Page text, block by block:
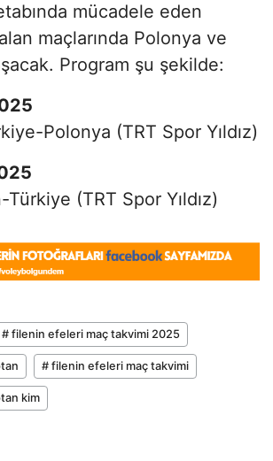
mücadele eden
maçlarında Polonya ve
Program şu şekilde:
Polonya (TRT Spor Yıldız)
(TRT Spor Yıldız)
# filenin efeleri maç takvimi 2025
# filenin efeleri maç takvimi
kim